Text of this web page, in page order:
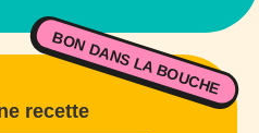
BON DANS LA BOUCHE
recette